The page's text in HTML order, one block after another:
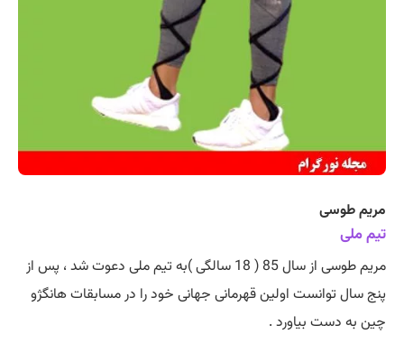
مریم طوسی
تیم ملی
مریم طوسی از سال 85 ( 18 سالگی )به تیم ملی دعوت شد ، پس از
پنج سال توانست اولین قهرمانی جهانی خود را در مسابقات هانگژو
چین به دست بیاورد .